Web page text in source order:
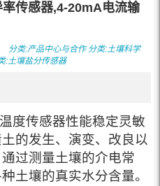
传感器,4-20mA电流输
分类:产品中心与合作分类:土壤科学
:土壤盐分传感器
度传感器性能稳定灵敏
的发生、演变、改良以
过测量土壤的介电常
土壤的真实水分含量。